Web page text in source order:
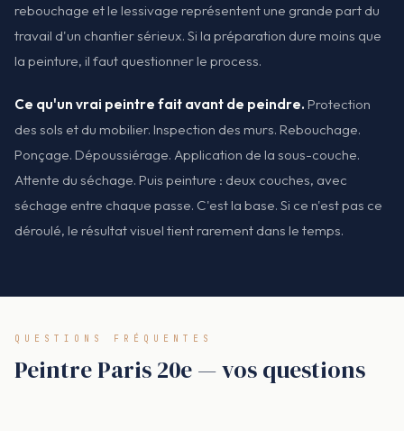
rebouchage et le lessivage représentent une grande part du
travail d'un chantier sérieux. Si la préparation dure moins que
la peinture, il faut questionner le process.
Ce qu'un vrai peintre fait avant de peindre. Protection
des sols et du mobilier. Inspection des murs. Rebouchage.
Ponçage. Dépoussiérage. Application de la sous-couche.
Attente du séchage. Puis peinture : deux couches, avec
séchage entre chaque passe. C'est la base. Si ce n'est pas ce
déroulé, le résultat visuel tient rarement dans le temps.
QUESTIONS FRÉQUENTES
Peintre Paris 20e — vos questions